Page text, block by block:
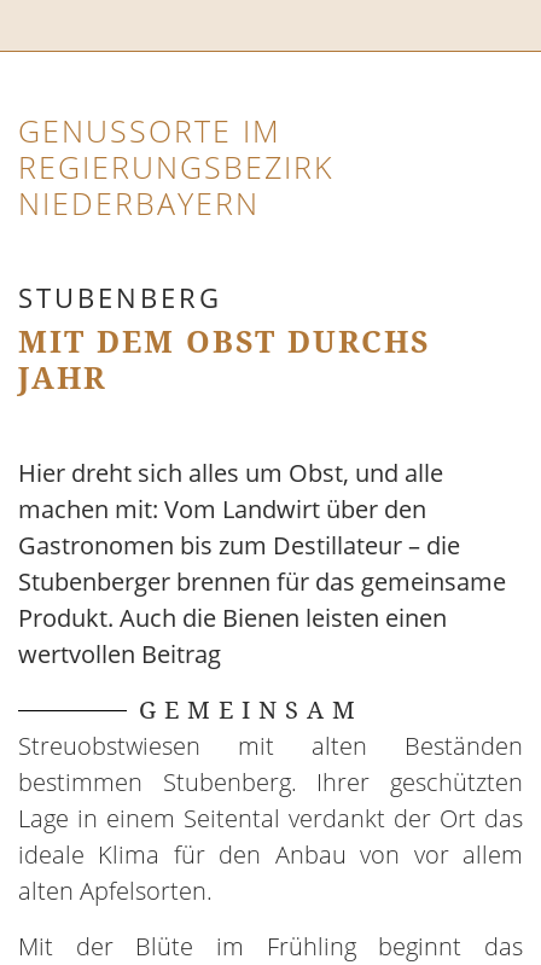
GENUSSORTE IM
REGIERUNGSBEZIRK
NIEDERBAYERN
STUBENBERG
MIT DEM OBST DURCHS
JAHR
Hier dreht sich alles um Obst, und alle
machen mit: Vom Landwirt über den
Gastronomen bis zum Destillateur – die
Stubenberger brennen für das gemeinsame
Produkt. Auch die Bienen leisten einen
wertvollen Beitrag
GEMEINSAM
Streuobstwiesen mit alten Beständen
bestimmen Stubenberg. Ihrer geschützten
Lage in einem Seitental verdankt der Ort das
ideale Klima für den Anbau von vor allem
alten Apfelsorten.
Mit der Blüte im Frühling beginnt das